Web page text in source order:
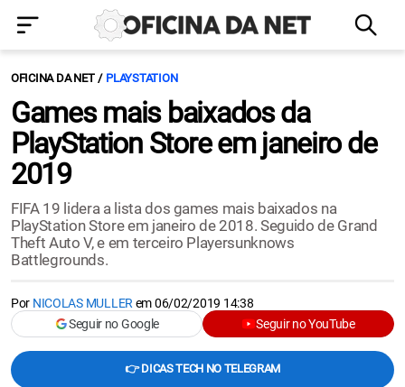
OFICINA DA NET PLAYSTATION
Games mais baixados da
PlayStation Store em janeiro de
2019
FIFA 19 lidera a lista dos games mais baixados na
PlayStation Store em janeiro de 2018. Seguido de Grand
Theft Auto V, e em terceiro Playersunknows
Battlegrounds.
Por NICOLAS MULLER em06/02/2019 14:38
Seguir no Google
Seguir no YouTube
👉 DICAS TECH NO TELEGRAM